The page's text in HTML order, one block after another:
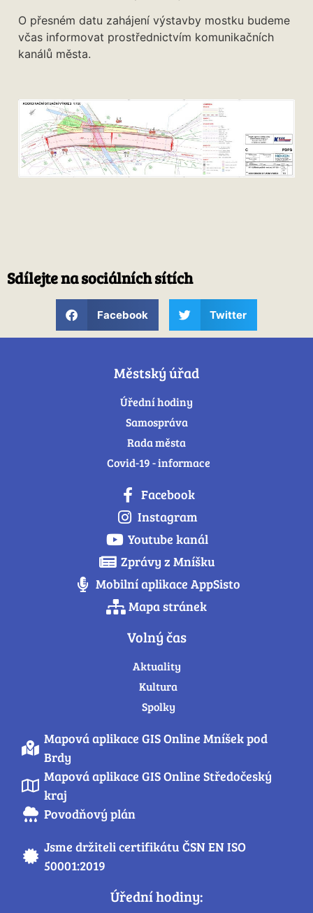
O přesném datu zahájení výstavby mostku budeme
včas informovat prostřednictvím komunikačních
kanálů města.
Sdílejte na sociálních sítích
Facebook Twitter
Městský úřad
Úřední hodiny
Samospráva
Rada města
Covid-19 - informace
Facebook
Instagram
Youtube kanál
Zprávy z Mníšku
Mobilní aplikace AppSisto
Mapa stránek
Volný čas
Aktuality
Kultura
Spolky
Mapová aplikace GIS Online Mníšek pod
Brdy
Mapová aplikace GIS Online Středočeský
kraj
Povodňový plán
Jsme držiteli certifikátu ČSN EN ISO
50001:2019
Úřední hodiny: